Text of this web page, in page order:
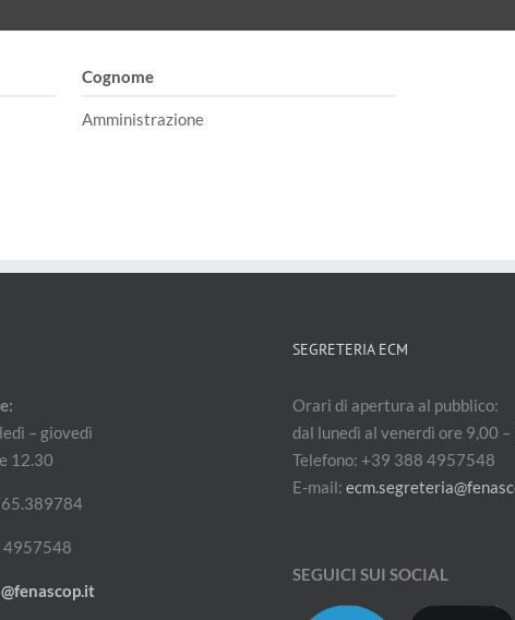
Cognome
Amministrazione
– giovedì
12.30
4957548
SEGRETERIA ECM
Orari di apertura al pubblico:
dal lunedì al venerdì ore 9,00 –
Telefono: +39 388 4957548
E-mail:
SEGUICI SUI SOCIAL